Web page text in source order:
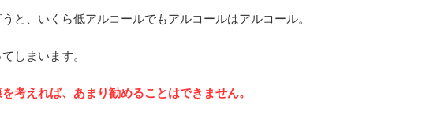
と、いくら低アルコールでもアルコールはアルコール。
しまいます。
考えれば、あまり勧めることはできません。